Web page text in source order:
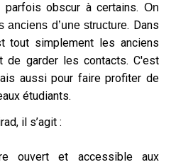
parfois obscur à certains. On
anciens d’une structure. Dans
tout simplement les anciens
de garder les contacts. C'est
aussi pour faire profiter de
étudiants.
il s’agit :
ouvert et accessible aux